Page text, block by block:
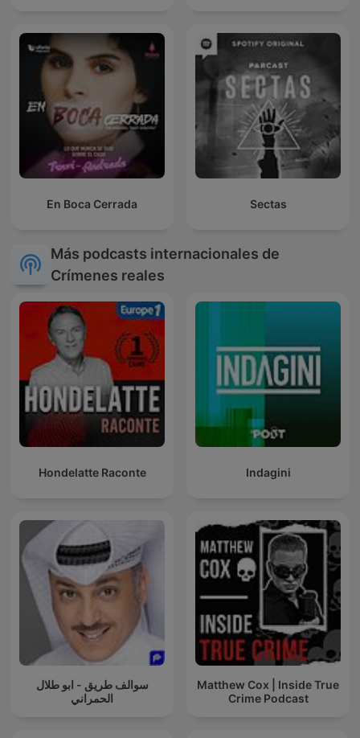
En Boca Cerrada Sectas
Más podcasts internacionales de
Crímenes reales
Hondelatte Raconte Indagini
سوالف طريق - ابو طلال
الحمراني
Matthew Cox | Inside True
Crime Podcast